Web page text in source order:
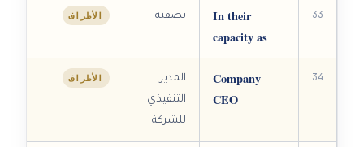
33
In their
capacity as
بصفته الأطراف
34
Company
CEO
المدير
التنفيذي
للشركة
الأطراف